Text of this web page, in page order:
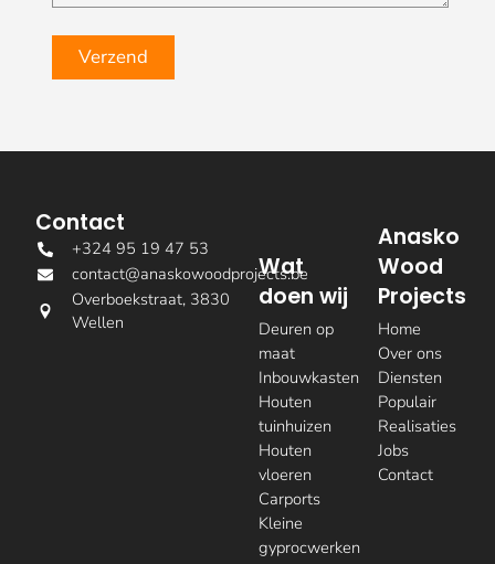
Verzend
Anasko
Wood
Projects
Home
Over ons
Diensten
Populair
Realisaties
Jobs
Contact
Wat
doen wij
Deuren op
maat
Inbouwkasten
Houten
tuinhuizen
Houten
vloeren
Carports
Kleine
gyprocwerken
Contact
+324 95 19 47 53
contact@anaskowoodprojects.be
Overboekstraat, 3830
Wellen